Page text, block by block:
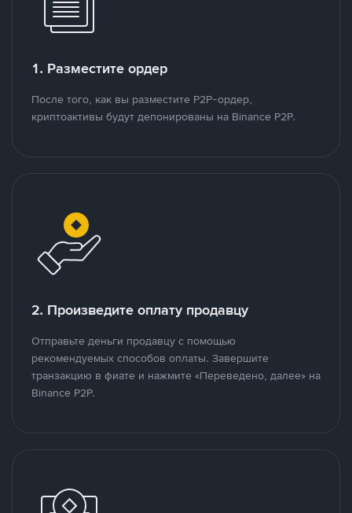
1. Разместите ордер
После того, как вы разместите P2P-ордер,
криптоактивы будут депонированы на Binance P2P.
2. Произведите оплату продавцу
Отправьте деньги продавцу с помощью
рекомендуемых способов оплаты. Завершите
транзакцию в фиате и нажмите «Переведено, далее» на
Binance P2P.